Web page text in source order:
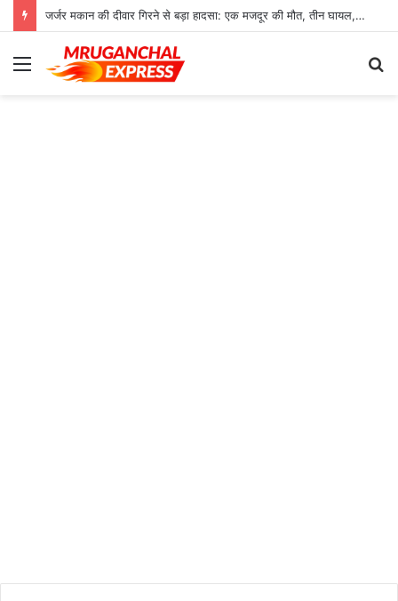
जर्जर मकान की दीवार गिरने से बड़ा हादसा: एक मजदूर की मौत, तीन घायल, रेफर
Menu